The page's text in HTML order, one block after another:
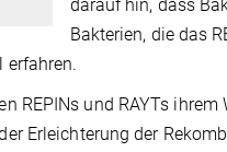
darauf hin, dass
Bakterien, die das
erfahren.
REPINs und RAYTs
Erleichterung der